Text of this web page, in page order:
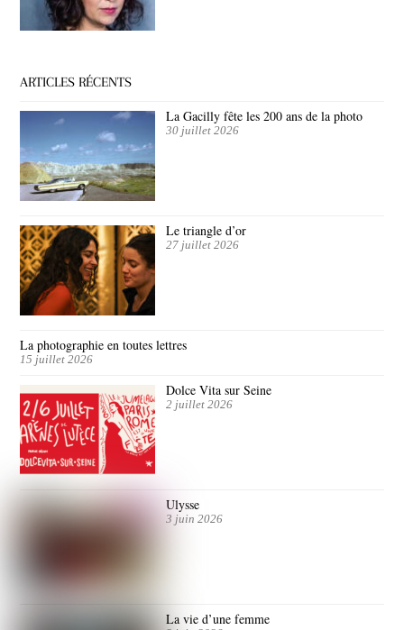
ARTICLES RÉCENTS
La Gacilly fête les 200 ans de la photo
30 juillet 2026
Le triangle d’or
27 juillet 2026
La photographie en toutes lettres
15 juillet 2026
Dolce Vita sur Seine
2 juillet 2026
Ulysse
3 juin 2026
La vie d’une femme